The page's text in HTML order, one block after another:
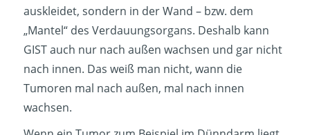
auskleidet, sondern in der Wand – bzw. dem
„Mantel“ des Verdauungsorgans. Deshalb kann
GIST auch nur nach außen wachsen und gar nicht
nach innen. Das weiß man nicht, wann die
Tumoren mal nach außen, mal nach innen
wachsen.